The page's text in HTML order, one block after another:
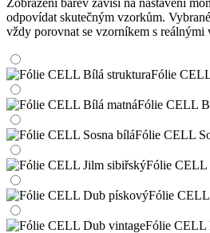
odpovídat skutečným vzorkům.
vždy porovnat se vzorníkem s reálnými
Fólie
Fólie CELL
Fólie CELL
Fólie CELL
Fólie
Fólie CELL